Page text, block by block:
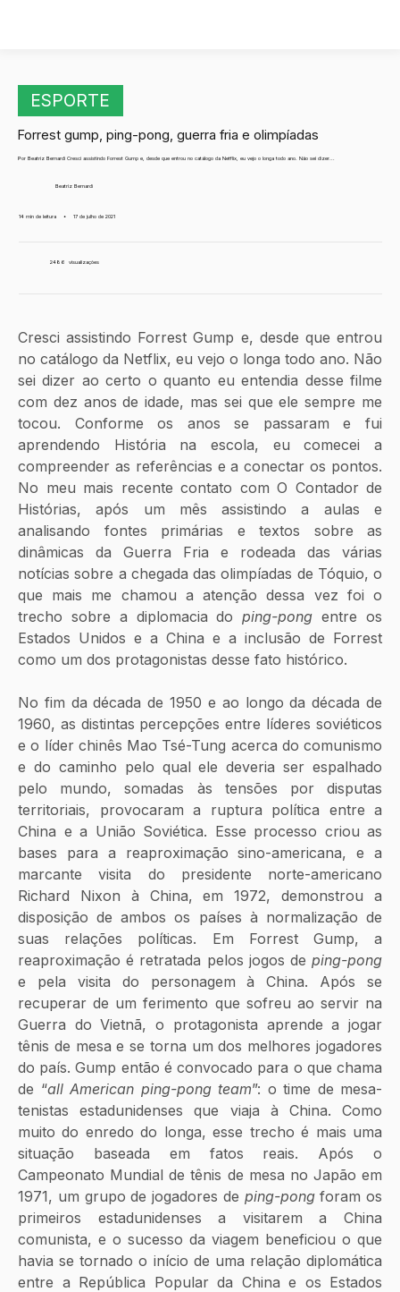
ESPORTE
Forrest gump, ping-pong, guerra fria e olimpíadas
Por Beatriz Bernardi Cresci assistindo Forrest Gump e, desde que entrou no catálogo da Netflix, eu vejo o longa todo ano. Não sei dizer...
Beatriz Bernardi
14 min de leitura • 17 de julho de 2021
2486 visualizações
Cresci assistindo Forrest Gump e, desde que entrou
no catálogo da Netflix, eu vejo o longa todo ano. Não
sei dizer ao certo o quanto eu entendia desse filme
com dez anos de idade, mas sei que ele sempre me
tocou. Conforme os anos se passaram e fui
aprendendo História na escola, eu comecei a
compreender as referências e a conectar os pontos.
No meu mais recente contato com O Contador de
Histórias, após um mês assistindo a aulas e
analisando fontes primárias e textos sobre as
dinâmicas da Guerra Fria e rodeada das várias
notícias sobre a chegada das olimpíadas de Tóquio, o
que mais me chamou a atenção dessa vez foi o
trecho sobre a diplomacia do ping-pong entre os
Estados Unidos e a China e a inclusão de Forrest
como um dos protagonistas desse fato histórico.
No fim da década de 1950 e ao longo da década de
1960, as distintas percepções entre líderes soviéticos
e o líder chinês Mao Tsé-Tung acerca do comunismo
e do caminho pelo qual ele deveria ser espalhado
pelo mundo, somadas às tensões por disputas
territoriais, provocaram a ruptura política entre a
China e a União Soviética. Esse processo criou as
bases para a reaproximação sino-americana, e a
marcante visita do presidente norte-americano
Richard Nixon à China, em 1972, demonstrou a
disposição de ambos os países à normalização de
suas relações políticas. Em Forrest Gump, a
reaproximação é retratada pelos jogos de
e pela visita do personagem à China. Após se
recuperar de um ferimento que sofreu ao servir na
Guerra do Vietnã, o protagonista aprende a jogar
tênis de mesa e se torna um dos melhores jogadores
do país. Gump então é convocado para o que chama
de “all American ping-pong team”: o time de mesa-
tenistas estadunidenses que viaja à China. Como
muito do enredo do longa, esse trecho é mais uma
situação baseada em fatos reais. Após o
Campeonato Mundial de tênis de mesa no Japão em
1971, um grupo de jogadores de ping-pong foram os
primeiros estadunidenses a visitarem a China
comunista, e o sucesso da viagem beneficiou o que
havia se tornado o início de uma relação diplomática
entre a República Popular da China e os Estados